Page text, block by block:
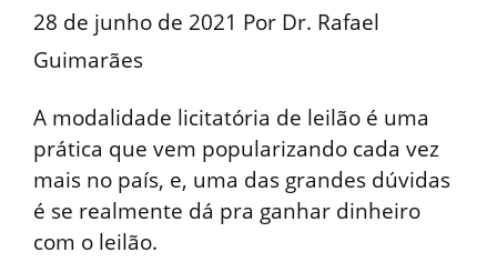
28 de junho de 2021 Por Dr. Rafael
Guimarães
A modalidade licitatória de leilão é uma
prática que vem popularizando cada vez
mais no país, e, uma das grandes dúvidas
é se realmente dá pra ganhar dinheiro
com o leilão.